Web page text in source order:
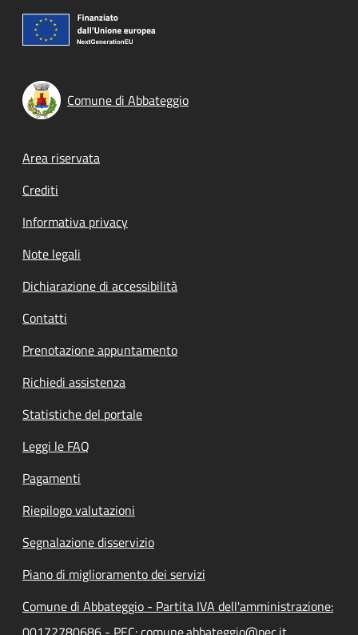
Comune di Abbateggio
Footer menu
Area riservata
Crediti
Informativa privacy
Note legali
Dichiarazione di accessibilità
Contatti
Prenotazione appuntamento
Richiedi assistenza
Statistiche del portale
Leggi le FAQ
Pagamenti
Riepilogo valutazioni
Segnalazione disservizio
Piano di miglioramento dei servizi
Comune di Abbateggio - Partita IVA dell'amministrazione: